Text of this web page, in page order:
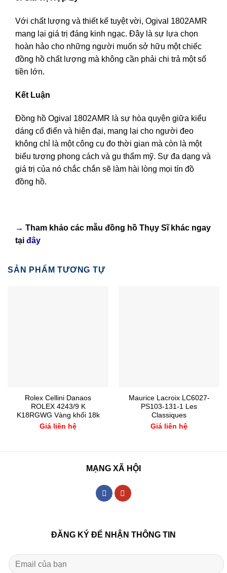
Với chất lượng và thiết kế tuyệt vời, Ogival 1802AMR
mang lại giá trị đáng kinh ngạc. Đây là sự lựa chọn
hoàn hảo cho những người muốn sở hữu một chiếc
đồng hồ chất lượng mà không cần phải chi trả một số
tiền lớn.
Kết Luận
Đồng hồ Ogival 1802AMR là sự hòa quyện giữa kiểu
dáng cổ điển và hiện đại, mang lại cho người đeo
không chỉ là một công cụ đo thời gian mà còn là một
biểu tượng phong cách và gu thẩm mỹ. Sự đa dạng và
giá trị của nó chắc chắn sẽ làm hài lòng mọi tín đồ
đồng hồ.
→ Tham khảo các mẫu đồng hồ Thụy Sĩkhác ngay
tại đây
SẢN PHẨM TƯƠNG TỰ
Rolex Cellini Danaos
ROLEX 4243/9 K
K18RGWG Vàng khối 18k
Giá liên hệ
Maurice Lacroix LC6027-
PS103-131-1 Les
Classiques
Giá liên hệ
MẠNG XÃ HỘI
ĐĂNG KÝ ĐỂ NHẬN THÔNG TIN